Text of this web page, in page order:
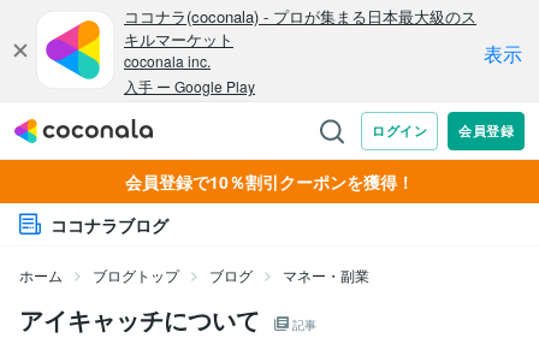
会員登録で10％割引クーポンを獲得！
ココナラブログ
ホーム ブログトップ ブログ マネー・副業
アイキャッチについて 記事